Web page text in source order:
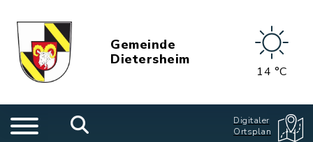
Gemeinde
Dietersheim
14 °C
Digitaler
Ortsplan